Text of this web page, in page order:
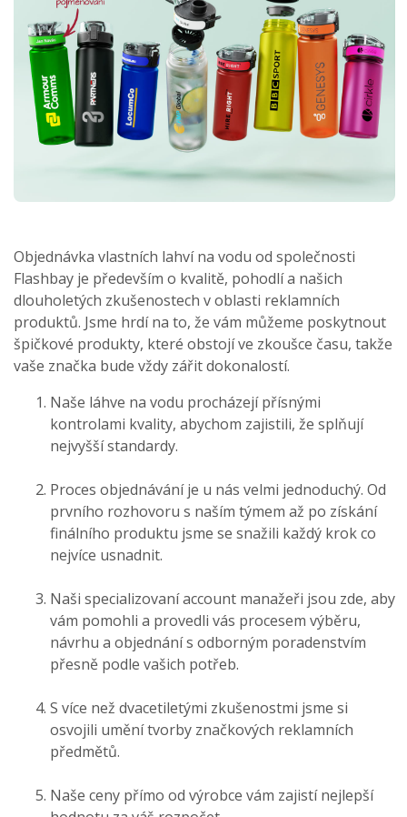
Objednávka vlastních lahví na vodu od společnosti
Flashbay je především o kvalitě, pohodlí a našich
dlouholetých zkušenostech v oblasti reklamních
produktů. Jsme hrdí na to, že vám můžeme poskytnout
špičkové produkty, které obstojí ve zkoušce času, takže
vaše značka bude vždy zářit dokonalostí.
Naše láhve na vodu procházejí přísnými
kontrolami kvality, abychom zajistili, že splňují
nejvyšší standardy.
Proces objednávání je u nás velmi jednoduchý. Od
prvního rozhovoru s naším týmem až po získání
finálního produktu jsme se snažili každý krok co
nejvíce usnadnit.
Naši specializovaní account manažeři jsou zde, aby
vám pomohli a provedli vás procesem výběru,
návrhu a objednání s odborným poradenstvím
přesně podle vašich potřeb.
S více než dvacetiletými zkušenostmi jsme si
osvojili umění tvorby značkových reklamních
předmětů.
Naše ceny přímo od výrobce vám zajistí nejlepší